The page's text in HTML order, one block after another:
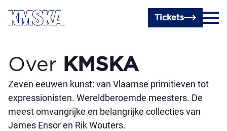
Ga naar hoofdinhoud
Tickets
Over KMSKA
Zeven eeuwen kunst: van Vlaamse primitieven tot
expressionisten. Wereldberoemde meesters. De
meest omvangrijke en belangrijke collecties van
James Ensor en Rik Wouters.